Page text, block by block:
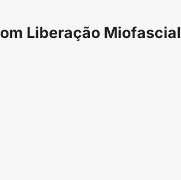
Liberação Miofascial